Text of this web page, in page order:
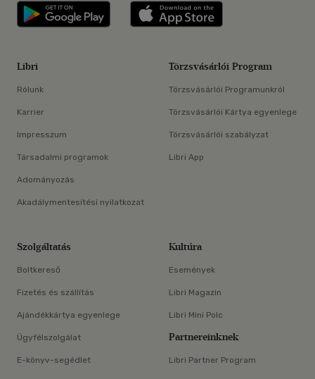
Libri applikáció Szerezd meg: Google
Libri
Rólunk
Karrier
Impresszum
Társadalmi programok
Adományozás
Akadálymentesítési nyilatkozat
Törzsvásárlói Program
Törzsvásárlói Programunkról
Törzsvásárlói Kártya egyenlege
Törzsvásárlói szabályzat
Libri App
Szolgáltatás
Boltkereső
Fizetés és szállítás
Ajándékkártya egyenlege
Ügyfélszolgálat
E-könyv-segédlet
Kultúra
Események
Libri Magazin
Libri Mini Polc
Partnereinknek
Libri Partner Program